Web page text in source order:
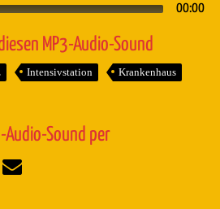
00:00
MP3-Audio-Sound
Intensivstation Krankenhaus
Audio-Sound per